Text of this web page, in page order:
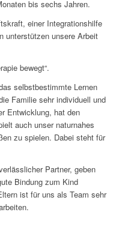
bis sechs Jahren.
einer Integrationshilfe
unterstützen unsere Arbeit
bewegt“.
selbstbestimmte Lernen
Familie sehr individuell und
Entwicklung, hat den
auch unser naturnahes
zu spielen. Dabei steht für
Partner, geben
Bindung zum Kind
ist für uns als Team sehr